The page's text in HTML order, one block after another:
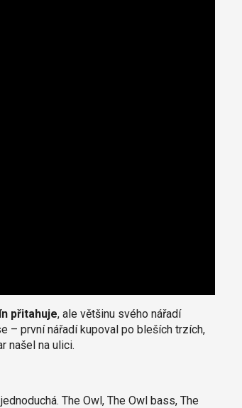
přitahuje, ale většinu svého nářadí
– první nářadí kupoval po bleších trzích,
našel na ulici.
The Owl, The Owl bass, The